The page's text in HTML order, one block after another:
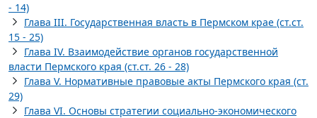
- 14)
Глава III. Государственная власть в Пермском крае (ст.ст.
15 - 25)
Глава IV. Взаимодействие органов государственной
власти Пермского края (ст.ст. 26 - 28)
Глава V. Нормативные правовые акты Пермского края (ст.
29)
Глава VI. Основы стратегии социально-экономического